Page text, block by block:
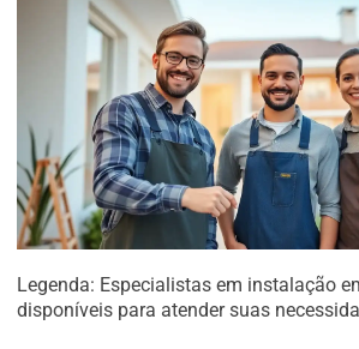
Legenda: Especialistas em instalação
disponíveis para atender suas